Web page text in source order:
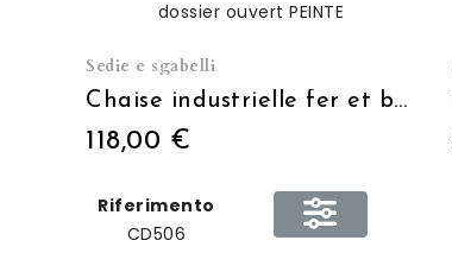
Sedie e sgabelli
Chaise industrielle fer et bois - dossier ouvert PEINTE
118,00 €
Riferimento
CD506